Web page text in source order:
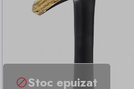
Stoc epuizat